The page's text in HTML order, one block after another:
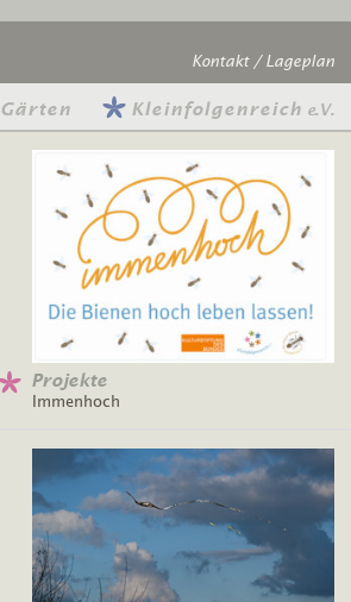
Kontakt / Lageplan
Gärten Kleinfolgenreiche.V.
Projekte
Immenhoch